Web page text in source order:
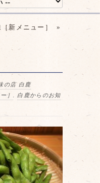
新メニュー］
»
の店 白鹿
］ , 白鹿からのお知